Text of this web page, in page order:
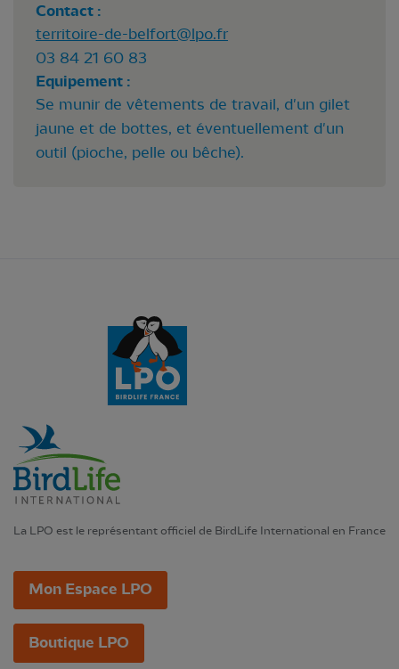
Contact :
territoire-de-belfort@lpo.fr
03 84 21 60 83
Equipement :
Se munir de vêtements de travail, d'un gilet
jaune et de bottes, et éventuellement d'un
outil (pioche, pelle ou bêche).
La LPO est le représentant officiel de BirdLife International en France
Mon Espace LPO
Boutique LPO